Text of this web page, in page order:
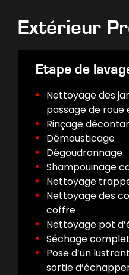
Extérieur
Etape de
Nettoyage des
passage de roue
Rinçage
Démousticage
Dégoudronnage
Shampouinage
Nettoyage
Nettoyage des
coffre
Nettoyage pot
Séchage
Pose d’un
sortie